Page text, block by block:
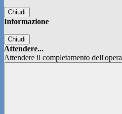
Chiudi
Informazione
Chiudi
Attendere...
Attendere il completamento